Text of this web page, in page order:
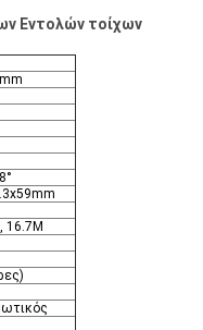
Εντολών τοίχων
16.7M